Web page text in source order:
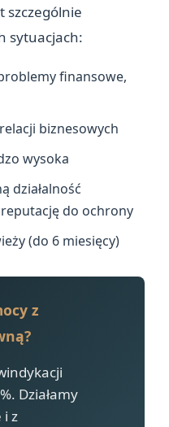
szczególnie
sytuacjach:
finansowe,
biznesowych
wysoka
działalność
do ochrony
(do 6 miesięcy)
z
Działamy
i z